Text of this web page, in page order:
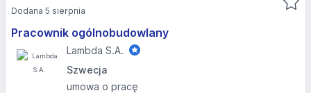
Pracownik ogólnobudowlany
Lambda S.A.
Szwecja
umowa o pracę
Dodana 5 sierpnia